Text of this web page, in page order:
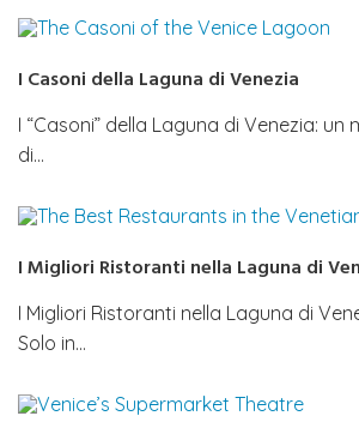
I Casoni della Laguna di Venezia
I “Casoni” della Laguna di Venezia:
di…
I Migliori Ristoranti nella Laguna di
I Migliori Ristoranti nella Laguna di
Solo in…